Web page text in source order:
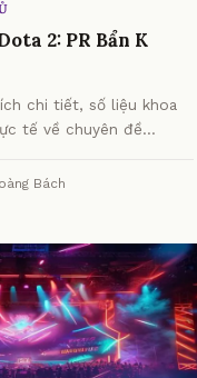
2: PR Bẩn K
chi tiết, số liệu khoa
tế về chuyên đề
Bách